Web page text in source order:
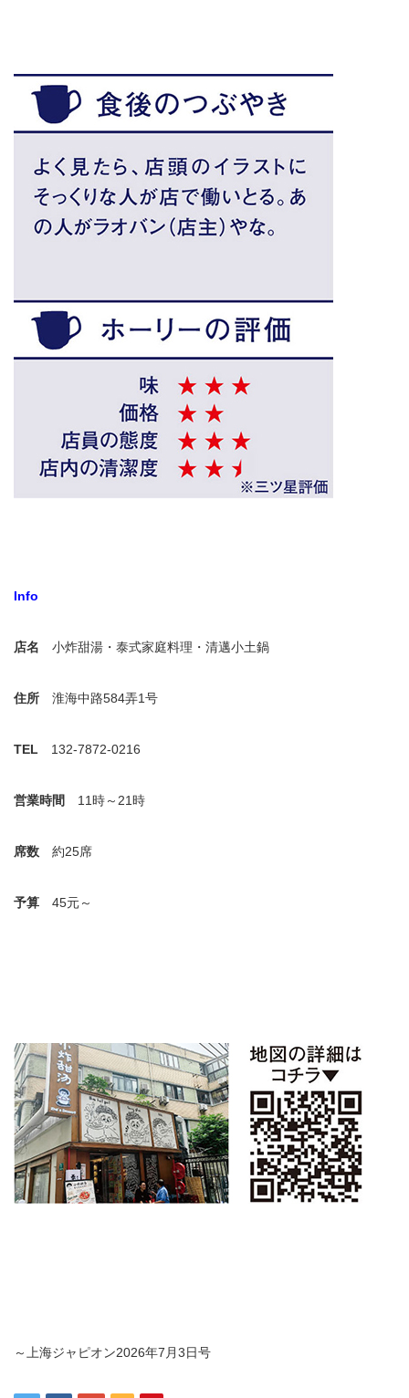
Info
店名 小炸甜湯・泰式家庭料理・清邁小土鍋
住所 淮海中路584弄1号
TEL 132-7872-0216
営業時間 11時～21時
席数 約25席
予算 45元～
～上海ジャピオン2026年7月3日号